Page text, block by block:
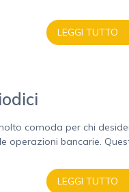
LEGGI TUTTO
comoda per chi
operazioni bancarie.
LEGGI TUTTO